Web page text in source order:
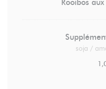
Rooibos
soja /